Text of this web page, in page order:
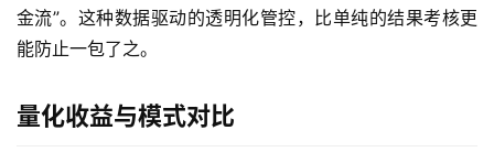
金流”。这种数据驱动的透明化管控，比单纯的结果考核更
能防止一包了之。
量化收益与模式对比